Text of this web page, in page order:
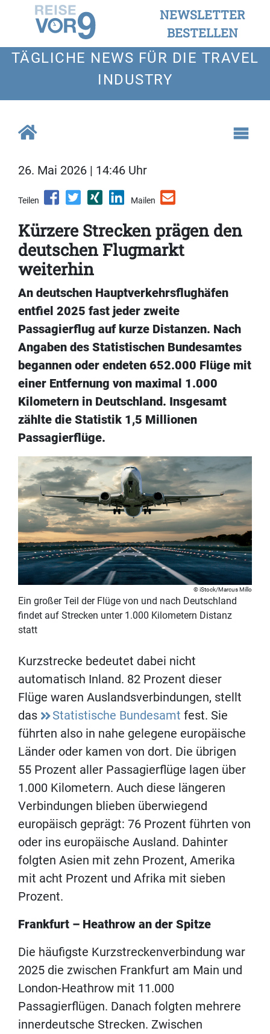
NEWSLETTER
BESTELLEN
TÄGLICHE NEWS FÜR DIE TRAVEL
INDUSTRY
26. Mai 2026 | 14:46 Uhr
Teilen Mailen
Kürzere Strecken prägen den
deutschen Flugmarkt
weiterhin
An deutschen Hauptverkehrsflughäfen
entfiel 2025 fast jeder zweite
Passagierflug auf kurze Distanzen. Nach
Angaben des Statistischen Bundesamtes
begannen oder endeten 652.000 Flüge mit
einer Entfernung von maximal 1.000
Kilometern in Deutschland. Insgesamt
zählte die Statistik 1,5 Millionen
Passagierflüge.
iStock/Marcus Millo
Ein großer Teil der Flüge von und nach Deutschland
findet auf Strecken unter 1.000 Kilometern Distanz
statt
Kurzstrecke bedeutet dabei nicht
automatisch Inland. 82 Prozent dieser
Flüge waren Auslandsverbindungen, stellt
das
Statistische Bundesamt fest. Sie
führten also in nahe gelegene europäische
Länder oder kamen von dort. Die übrigen
55 Prozent aller Passagierflüge lagen über
1.000 Kilometern. Auch diese längeren
Verbindungen blieben überwiegend
europäisch geprägt: 76 Prozent führten von
oder ins europäische Ausland. Dahinter
folgten Asien mit zehn Prozent, Amerika
mit acht Prozent und Afrika mit sieben
Prozent.
Frankfurt – Heathrow an der Spitze
Die häufigste Kurzstreckenverbindung war
2025 die zwischen Frankfurt am Main und
London-Heathrow mit 11.000
Passagierflügen. Danach folgten mehrere
innerdeutsche Strecken. Zwischen